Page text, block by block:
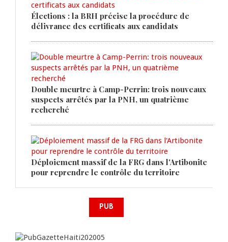
Élections : la BRH précise la procédure de
délivrance des certificats aux candidats
Double meurtre à Camp-Perrin: trois nouveaux
suspects arrêtés par la PNH, un quatrième
recherché
Déploiement massif de la FRG dans l'Artibonite
pour reprendre le contrôle du territoire
PUB